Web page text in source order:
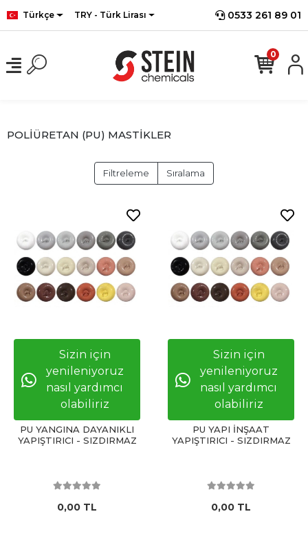
Türkçe TRY - Türk Lirası 0533 261 89 01
0
POLİÜRETAN (PU) MASTİKLER
Filtreleme Sıralama
Sizin için
yenileniyoruz
nasıl yardımcı
olabiliriz
PU YANGINA DAYANIKLI
YAPIŞTIRICI - SIZDIRMAZ
0,00 TL
Sizin için
yenileniyoruz
nasıl yardımcı
olabiliriz
PU YAPI İNŞAAT
YAPIŞTIRICI - SIZDIRMAZ
0,00 TL